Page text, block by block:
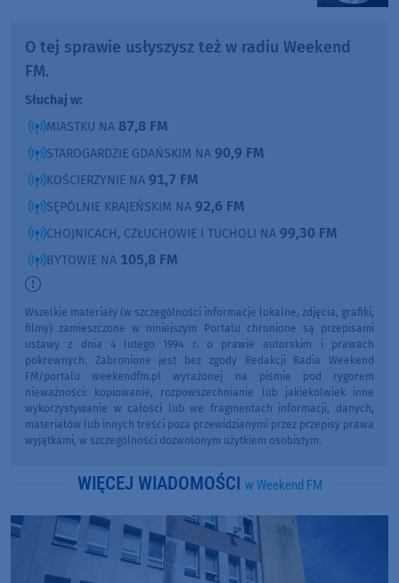
O tej sprawie usłyszysz też w radiu Weekend
FM.
Słuchaj w:
MIASTKU NA 87,8 FM
STAROGARDZIE GDAŃSKIM NA 90,9 FM
KOŚCIERZYNIE NA 91,7 FM
SĘPÓLNIE KRAJEŃSKIM NA 92,6 FM
CHOJNICACH, CZŁUCHOWIE I TUCHOLI NA 99,30 FM
BYTOWIE NA 105,8 FM
Wszelkie materiały (w szczególności informacje lokalne, zdjęcia, grafiki,
filmy) zamieszczone w niniejszym Portalu chronione są przepisami
ustawy z dnia 4 lutego 1994 r. o prawie autorskim i prawach
pokrewnych. Zabronione jest bez zgody Redakcji Radia Weekend
FM/portalu weekendfm.pl wyrażonej na piśmie pod rygorem
nieważności: kopiowanie, rozpowszechnianie lub jakiekolwiek inne
wykorzystywanie w całości lub we fragmentach informacji, danych,
materiałów lub innych treści poza przewidzianymi przez przepisy prawa
wyjątkami, w szczególności dozwolonym użytkiem osobistym.
WIĘCEJ WIADOMOŚCI w Weekend FM